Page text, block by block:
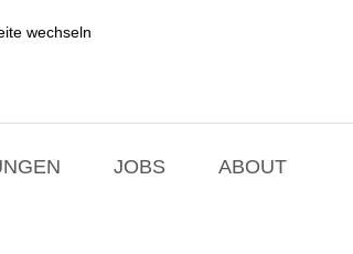
JOBS ABOUT